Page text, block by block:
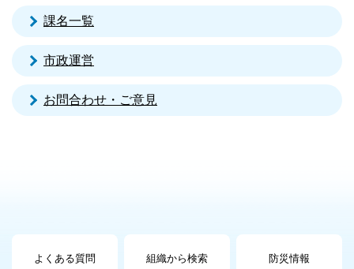
課名一覧
市政運営
お問合わせ・ご意見
よくある質問 組織から検索 防災情報